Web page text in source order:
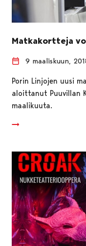
Matkakortteja
9 maaliskuun,
Porin Linjojen uusi
aloittanut Puuvillan
maalikuuta.